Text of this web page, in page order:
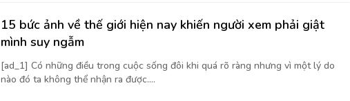
15 bức ảnh về thế giới hiện nay khiến người xem phải giật
mình suy ngẫm
[ad_1] Có những điều trong cuộc sống đôi khi quá rõ ràng nhưng vì một lý do
nào đó ta không thể nhận ra được....